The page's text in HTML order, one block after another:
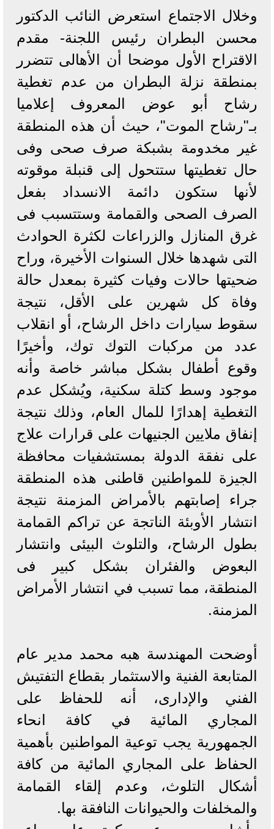
وخلال الاجتماع استعرض النائب الدكتور
محسن البطران رئيس اللجنة- مقدم
الاقتراح الأول موضحا أن الأهالى تتضرر
بمنطقة نزلة البطران من عدم تغطية
رشاح أبو عوض المعروف إعلاميا
بـ"رشاح الموت"، حيث أن هذه المنطقة
غير مخدومة بشبكة صرف صحى وفى
حال تغطيتها ستتحول إلى قنبلة موقوته
لأنها ستكون دائمة الانسداد بفعل
الصرف الصحى والقمامة وستتسبب فى
غرق المنازل والزراعات لكثرة الحوادث
التى شهدها خلال السنوات الأخيرة، وراح
ضحيتها حالات وفيات كثيرة بمعدل حالة
وفاة كل شهرين على الأقل، نتيجة
سقوط سيارات داخل الرشاح، أو انقلاب
عدد من مركبات التوك توك، وأخيرًا
وقوع أطفال بشكل مباشر خاصة وأنه
موجود وسط كتلة سكنية، ويُشكل عدم
التغطية إهدارًا للمال العام، وذلك نتيجة
إنفاق ملايين الجنيهات على قرارات علاج
على نفقة الدولة بمستشفيات محافظة
الجيزة للمواطنين قاطنى هذه المنطقة
جراء إصابتهم بالأمراض المزمنة نتيجة
انتشار الأوبئة الناتجة عن تراكم القمامة
بطول الرشاح، والتلوث البيئى وانتشار
البعوض والفئران بشكل كبير فى
المنطقة، مما تسبب في انتشار الأمراض
المزمنة.
أوضحت المهندسة هبه محمد مدير عام
المتابعة الفنية والاستثمار بقطاع التفتيش
الفني والإدارى، أنه للحفاظ على
المجاري المائية في كافة انحاء
الجمهورية يجب توعية المواطنين بأهمية
الحفاظ على المجاري المائية من كافة
أشكال التلوث، وعدم إلقاء القمامة
والمخلفات والحيوانات النافقة بها.